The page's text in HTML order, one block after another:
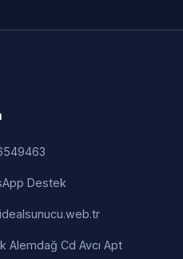
Destek
Alemdağ Cd Avcı Apt